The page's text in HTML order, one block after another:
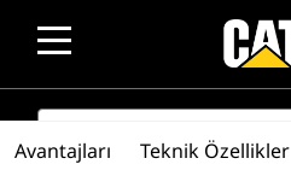
SEARCH
Avantajları Teknik Özellikler